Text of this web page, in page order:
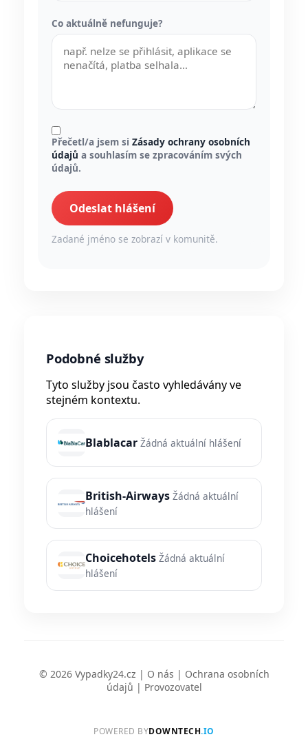
Co aktuálně nefunguje?
Přečetl/a jsem si Zásady ochrany osobních
údajů a souhlasím se zpracováním svých
údajů.
Odeslat hlášení
Zadané jméno se zobrazí v komunitě.
Podobné služby
Tyto služby jsou často vyhledávány ve
stejném kontextu.
Blablacar Žádná aktuální hlášení
British-Airways Žádná aktuální
hlášení
Choicehotels Žádná aktuální
hlášení
© 2026 Vypadky24.cz | O nás | Ochrana osobních
údajů | Provozovatel
POWERED BYDOWNTECH.IO